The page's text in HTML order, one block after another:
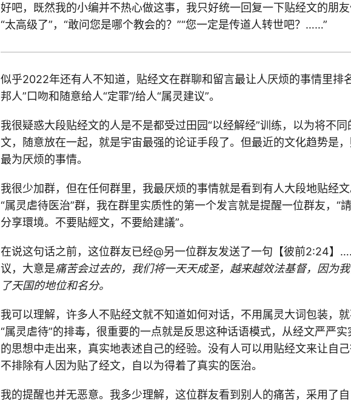
好吧，既然我的小编并不热心做这事，我只好统一回复一下贴经文的朋友
“太高级了”，“敢问您是哪个教会的？”“您一定是传道人转世吧？……”
似乎2022年还有人不知道，贴经文在群聊和留言最让人厌烦的事情里排
邦人”口吻和随意给人“定罪”/给人“属灵建议”。
我很疑惑大段贴经文的人是不是都受过田园“以经解经”训练，以为将不
文，随意放在一起，就是宇宙最强的论证手段了。但最近的文化趋势是
最为厌烦的事情。
我很少加群，但在任何群里，我最厌烦的事情就是看到有人大段地贴经
“属灵虐待医治”群，我在群里实质性的第一个发言就是提醒一位群友，“
分享環境。不要貼經文，不要給建議”。
在说这句话之前，这位群友已经@另一位群友发送了一句【彼前2:24】
议，大意是痛苦会过去的，我们将一天天成圣，越来越效法基督，因为
了天国的地位和名分。
我可以理解，许多人不贴经文就不知道如何对话，不用属灵大词包装，就
“属灵虐待”的排毒，很重要的一点就是反思这种话语模式，从经文严严
的思想中走出来，真实地表述自己的经验。没有人可以用贴经文来让自
不排除有人因为贴了经文，自以为得着了真实的医治。
我的提醒也并无恶意。我多少理解，这位群友看到别人的痛苦，采用了